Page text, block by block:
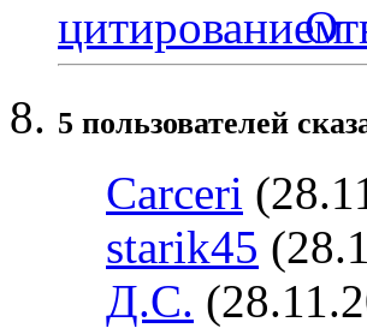
5 пользователей
Carceri
starik45
Д.С.